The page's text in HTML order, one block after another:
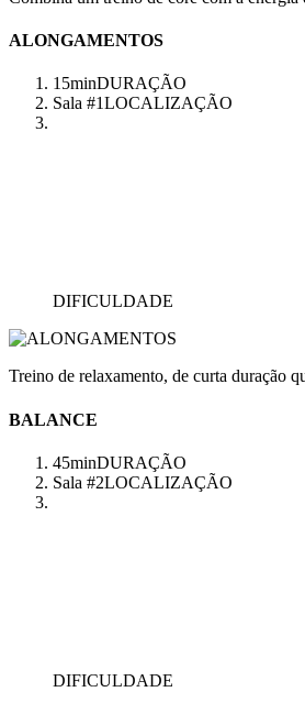
ALONGAMENTOS
15minDURAÇÃO
Sala #1LOCALIZAÇÃO
DIFICULDADE
Treino de relaxamento, de curta duração
BALANCE
45minDURAÇÃO
Sala #2LOCALIZAÇÃO
DIFICULDADE